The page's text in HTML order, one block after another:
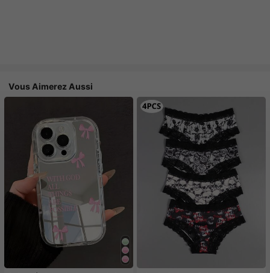
Vous Aimerez Aussi